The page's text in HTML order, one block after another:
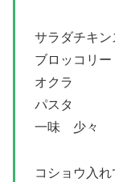
サラダチキン
ブロッコリー
オクラ
パスタ
一味 少々
コショウ入